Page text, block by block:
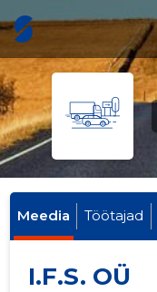
Meedia Töötajad
I.F.S. OÜ